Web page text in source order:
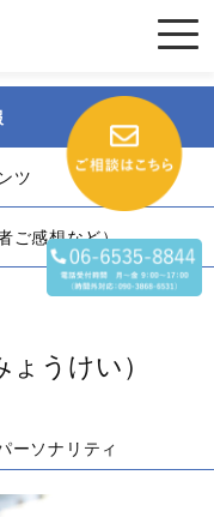
ツ
ご感想など）
うけい）
ーソナリティ